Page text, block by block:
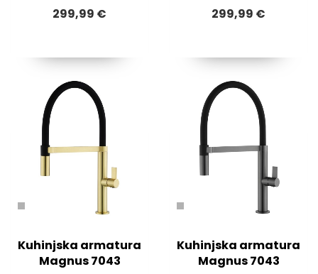
299,99 € 299,99 €
Kuhinjska armatura
Magnus 7043
Kuhinjska armatura
Magnus 7043